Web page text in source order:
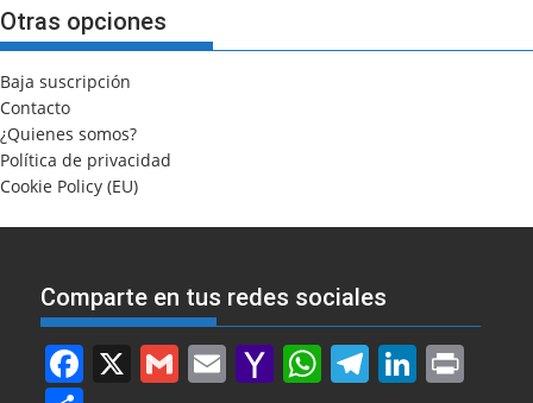
Otras opciones
Baja suscripción
Contacto
¿Quienes somos?
Política de privacidad
Cookie Policy (EU)
Comparte en tus redes sociales
F X G E Y W T Li